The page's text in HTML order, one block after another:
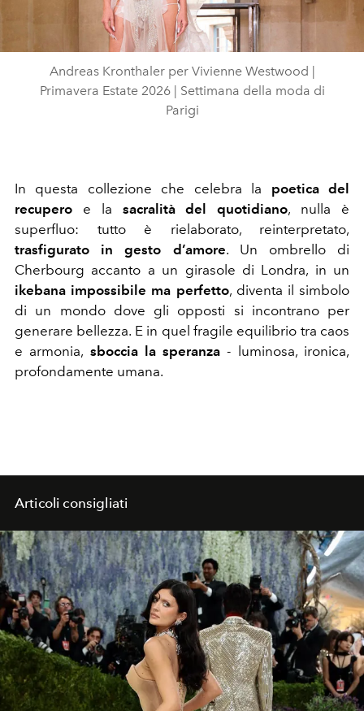
Video
Andreas Kronthaler per Vivienne Westwood |
Primavera Estate 2026 | Settimana della moda di
Parigi
In questa collezione che celebra la poetica del
recupero e la sacralità del quotidiano, nulla è
superfluo: tutto è rielaborato, reinterpretato,
trasfigurato in gesto d’amore. Un ombrello di
Cherbourg accanto a un girasole di Londra, in un
ikebana impossibile ma perfetto, diventa il simbolo
di un mondo dove gli opposti si incontrano per
generare bellezza. E in quel fragile equilibrio tra caos
e armonia, sboccia la speranza - luminosa, ironica,
profondamente umana.
Articoli consigliati